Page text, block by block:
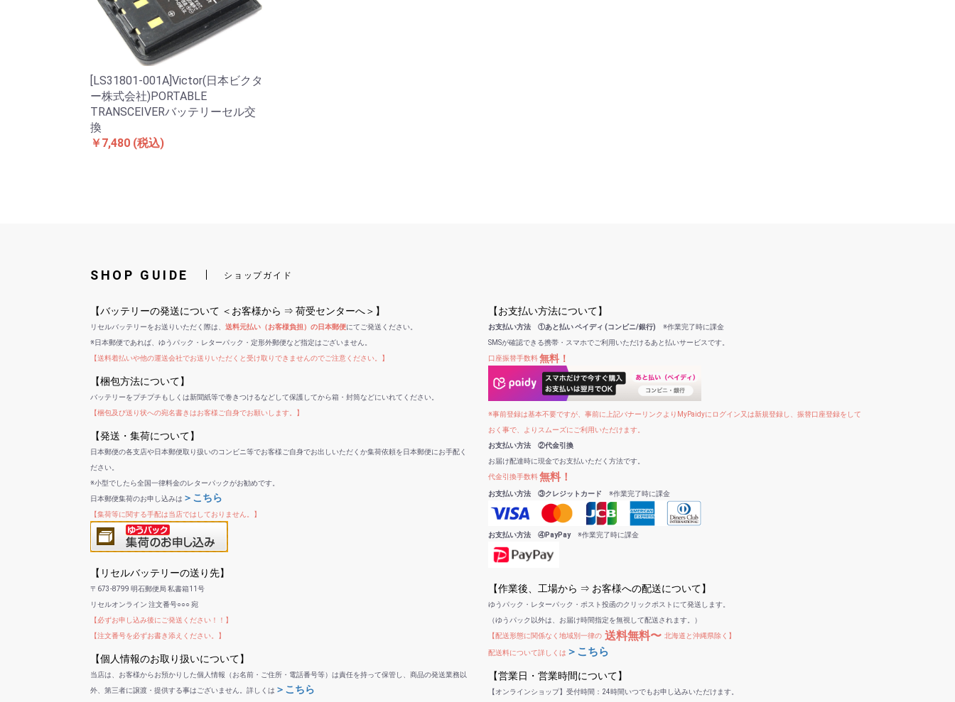
[LS31801-001A]Victor(日本ビクタ
ー株式会社)PORTABLE
TRANSCEIVERバッテリーセル交
換
￥7,480 (税込)
SHOP GUIDE ショップガイド
【バッテリーの発送について ＜お客様から ⇒ 荷受センターへ＞】
リセルバッテリーをお送りいただく際は、 送料元払い（お客様負担）の日本郵便にてご発送ください。
※日本郵便であれば、ゆうパック・レターパック・定形外郵便など指定はございません。
【送料着払いや他の運送会社でお送りいただくと受け取りできませんのでご注意ください。】
【梱包方法について】
バッテリーをプチプチもしくは新聞紙等で巻きつけるなどして保護してから箱・封筒などにいれてください。
【梱包及び送り状への宛名書きはお客様ご自身でお願いします。】
【発送・集荷について】
日本郵便の各支店や日本郵便取り扱いのコンビニ等でお客様ご自身でお出しいただくか集荷依頼を日本郵便にお手配く
ださい。
※小型でしたら全国一律料金のレターパックがお勧めです。
日本郵便集荷のお申し込みは ＞こちら
【集荷等に関する手配は当店ではしておりません。】
【リセルバッテリーの送り先】
〒673-8799 明石郵便局 私書箱11号
リセルオンライン 注文番号○○○ 宛
【必ずお申し込み後にご発送ください！！】
【注文番号を必ずお書き添えください。】
【個人情報のお取り扱いについて】
当店は、お客様からお預かりした個人情報（お名前・ご住所・電話番号等）は責任を持って保管し、商品の発送業務以
外、第三者に譲渡・提供する事はございません。詳しくは ＞こちら
【お支払い方法について】
お支払い方法 ①あと払い ペイディ (コンビニ/銀行) ※作業完了時に課金
SMSが確認できる携帯・スマホでご利用いただけるあと払いサービスです。
口座振替手数料無料！
※事前登録は基本不要ですが、事前に上記バナーリンクよりMyPaidyにログイン又は新規登録し、振替口座登録をして
おく事で、よりスムーズにご利用いただけます。
お支払い方法 ②代金引換
お届け配達時に現金でお支払いただく方法です。
代金引換手数料無料！
お支払い方法 ③クレジットカード ※作業完了時に課金
お支払い方法 ④PayPay※作業完了時に課金
【作業後、工場から ⇒ お客様への配送について】
ゆうパック・レターパック・ポスト投函のクリックポストにて発送します。
（ゆうパック以外は、お届け時間指定を無視して配送されます。）
【配送形態に関係なく地域別一律の 送料無料〜 北海道と沖縄県除く】
配送料について詳しくは ＞こちら
【営業日・営業時間について】
【オンラインショップ】受付時間：24時間いつでもお申し込みいただけます。